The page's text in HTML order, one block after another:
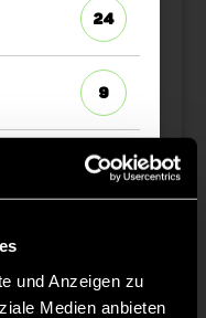
und Anzeigen zu
Medien anbieten
24
9
13